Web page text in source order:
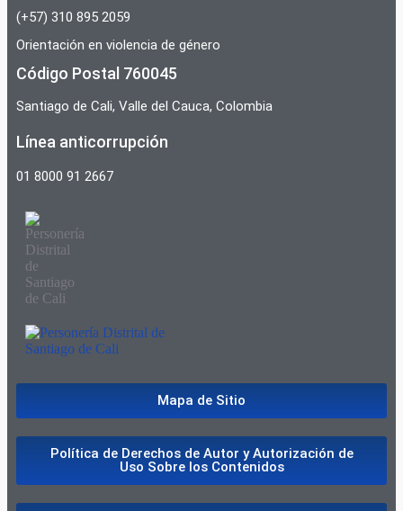
(+57) 310 895 2059
Orientación en violencia de género
Código Postal 760045
Santiago de Cali, Valle del Cauca, Colombia
Línea anticorrupción
01 8000 91 2667
Mapa de Sitio
Política de Derechos de Autor y Autorización de
Uso Sobre los Contenidos